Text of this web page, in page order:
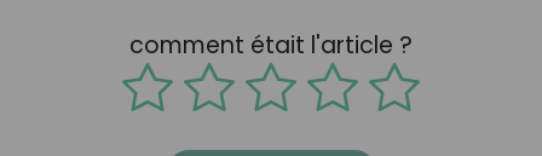
comment était l'article ?